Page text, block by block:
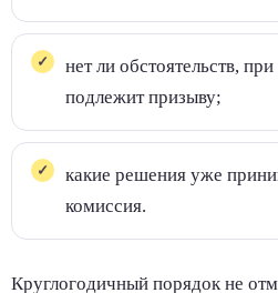
нет ли обстоятельств,
подлежит призыву;
какие решения уже
комиссия.
Круглогодичный порядок не